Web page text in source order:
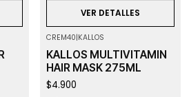
VER DETALLES
CREM40|KALLOS
KALLOS MULTIVITAMIN
HAIR MASK 275ML
$4.900